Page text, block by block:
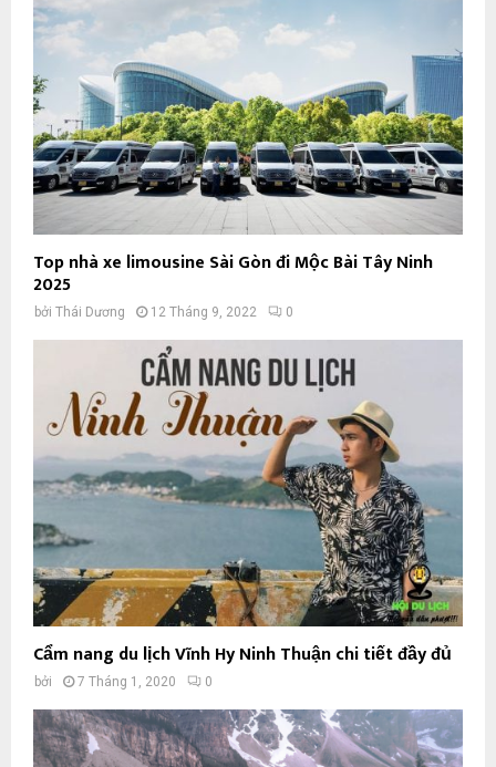
Top nhà xe limousine Sài Gòn đi Mộc Bài Tây Ninh
2025
bởi Thái Dương 12 Tháng 9, 2022 0
Cẩm nang du lịch Vĩnh Hy Ninh Thuận chi tiết đầy đủ
bởi 7 Tháng 1, 2020 0